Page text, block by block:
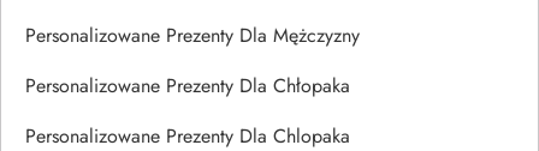
Personalizowane Prezenty Dla Mężczyzny
Personalizowane Prezenty Dla Chłopaka
Personalizowane Prezenty Dla Chlopaka